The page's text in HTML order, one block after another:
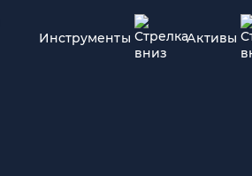
Инструменты
Активы